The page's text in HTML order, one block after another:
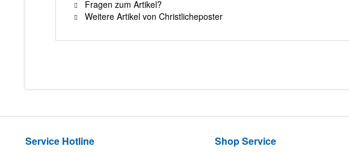
Fragen zum Artikel?
Weitere Artikel von Christlicheposter
Service Hotline Shop Service